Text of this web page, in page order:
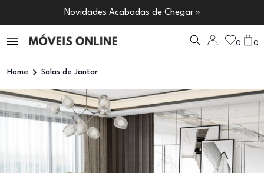
Novidades Acabadas de Chegar »
0 0
Home Salas de Jantar